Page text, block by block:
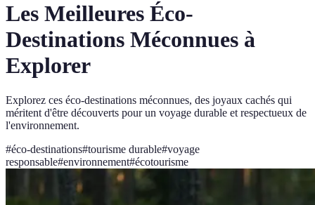
Les Meilleures Éco-
Destinations Méconnues à
Explorer
Explorez ces éco-destinations méconnues, des joyaux cachés qui
méritent d'être découverts pour un voyage durable et respectueux de
l'environnement.
#éco-destinations#tourisme durable#voyage
responsable#environnement#écotourisme